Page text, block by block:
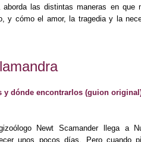
las distintas maneras en que
y cómo el amor, la tragedia y la
y dónde encontrarlos (guion
Newt Scamander llega a
unos pocos días. Pero cuando